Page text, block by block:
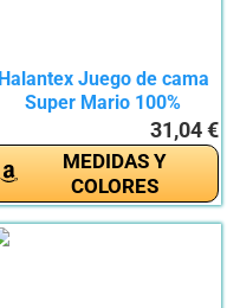
Halantex Juego de cama
Super Mario 100%
31,04 €
MEDIDAS Y
COLORES